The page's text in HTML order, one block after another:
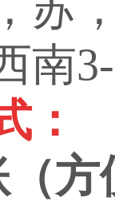
南
：
方